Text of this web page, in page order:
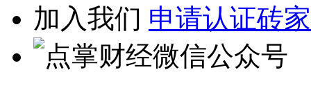
加入我们 申请认证砖家